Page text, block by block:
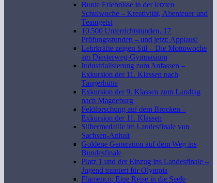
Bunte Erlebnisse in der letzten
Schulwoche – Kreativität, Abenteuer und
Teamgeist
10.500 Unterrichtstunden, 17
Prüfungsstunden – und jetzt: Applaus!
Lehrkräfte zeigen Stil – Die Mottowoche
am Diesterweg-Gymnasium
Industrialisierung zum Anfassen –
Exkursion der 11. Klassen nach
Tangerhütte
Exkursion der 9. Klassen zum Landtag
nach Magdeburg
Feldforschung auf dem Brocken –
Exkursion der 11. Klassen
Silbermedaille im Landesfinale von
Sachsen-Anhalt
Goldene Generation auf dem Weg ins
Bundesfinale
Platz 1 und der Einzug ins Landesfinale –
Jugend trainiert für Olympia
Flamenco: Eine Reise in die Seele